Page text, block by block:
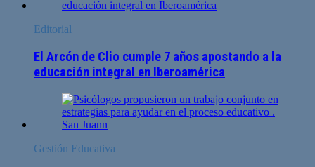
Editorial
El Arcón de Clio cumple 7 años apostando a la
educación integral en Iberoamérica
Gestión Educativa